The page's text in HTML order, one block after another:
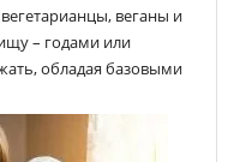
веганы и
– годами или
обладая базовыми